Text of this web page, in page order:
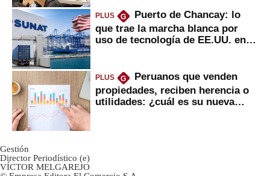
PLUS G
Puerto de Chancay: lo
que trae la marcha blanca por
uso de tecnología de EE.UU. en
PLUS G
Peruanos que venden
propiedades, reciben herencia o
utilidades: ¿cuál es su nueva
Gestión
Director Periodístico (e)
VÍCTOR MELGAREJO